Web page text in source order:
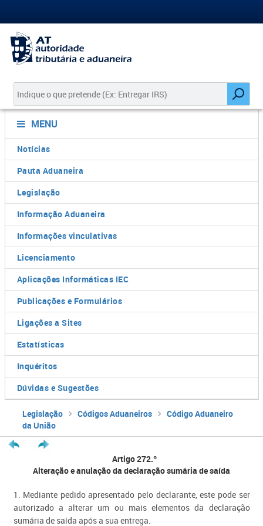
MENU
Notícias
Pauta Aduaneira
Legislação
Informação Aduaneira
Informações vinculativas
Licenciamento
Aplicações Informáticas IEC
Publicações e Formulários
Ligações a Sites
Estatísticas
Inquéritos
Dúvidas e Sugestões
Legislação Códigos Aduaneiros
Código Aduaneiro
da União
Artigo 272.º
Alteração e anulação da declaração sumária de saída
1. Mediante pedido apresentado pelo declarante, este pode ser
autorizado a alterar um ou mais elementos da declaração
sumária de saída após a sua entrega.